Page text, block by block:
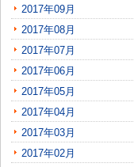
2017年09月
2017年08月
2017年07月
2017年06月
2017年05月
2017年04月
2017年03月
2017年02月